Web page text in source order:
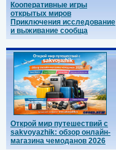
Кооперативные игры
открытых миров
Приключения исследование
и выживание сообща
Открой мир путешествий с
sakvoyazhik: обзор онлайн-
магазина чемоданов 2026